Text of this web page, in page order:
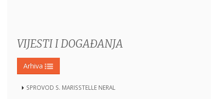
VIJESTI I DOGAĐANJA
Arhiva
SPROVOD S. MARISSTELLE NERAL